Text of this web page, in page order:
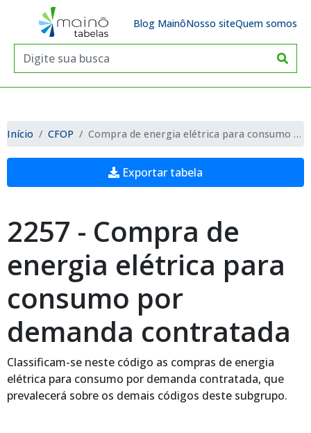
Blog MainôNosso siteQuem somos
Início CFOP Compra de energia elétrica para consumo por demanda contratada
Exportar tabela
2257 - Compra de
energia elétrica para
consumo por
demanda contratada
Classificam-se neste código as compras de energia
elétrica para consumo por demanda contratada, que
prevalecerá sobre os demais códigos deste subgrupo.